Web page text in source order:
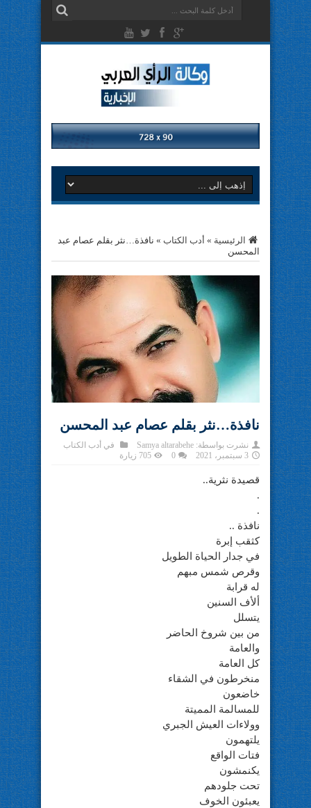
الرئيسية » أدب الكتاب » نافذة…نثر بقلم عصام عبد
المحسن
نافذة…نثر بقلم عصام عبد المحسن
نشرت بواسطة: Samya altarabehe في أدب الكتاب
3 سبتمبر، 2021
0 705 زيارة
قصيدة نثرية..
.
.
نافذة ..
كثقب إبرة
في جدار الحياة الطويل
وقرص شمس مبهم
له قرابة
ألأف السنين
يتسلل
من بين شروخ الحاضر
والعامة
كل العامة
منخرطون في الشقاء
خاضعون
للمسالمة المميتة
وولاءات العيش الجبري
يلتهمون
فتات الواقع
يكنمشون
تحت جلودهم
يعبئون الخوف